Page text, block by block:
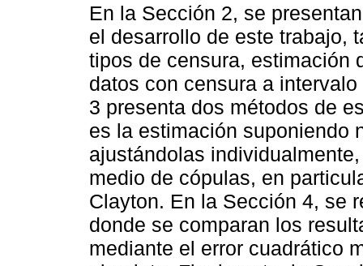
En la Sección 2, se
el desarrollo de este trabajo,
tipos de censura, estimación
datos con censura a
3 presenta dos métodos de
es la estimación suponiendo
ajustándolas
medio de cópulas, en
Clayton. En la Sección 4, se
donde se comparan los
mediante el error cuadrático